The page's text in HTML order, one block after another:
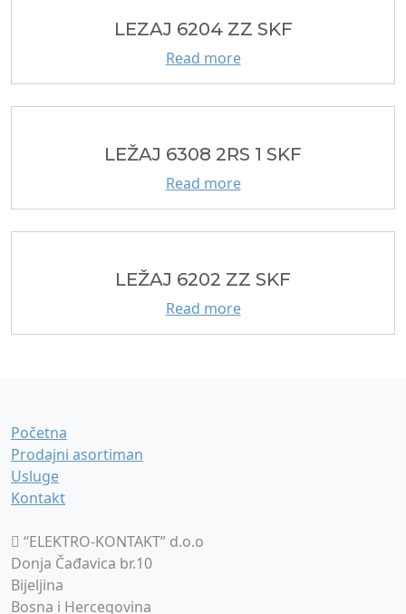
LEZAJ 6204 ZZ SKF
Read more
LEŽAJ 6308 2RS 1 SKF
Read more
LEŽAJ 6202 ZZ SKF
Read more
Početna
Prodajni asortiman
Usluge
Kontakt
“ELEKTRO-KONTAKT” d.o.o
Donja Čađavica br.10
Bijeljina
Bosna i Hercegovina